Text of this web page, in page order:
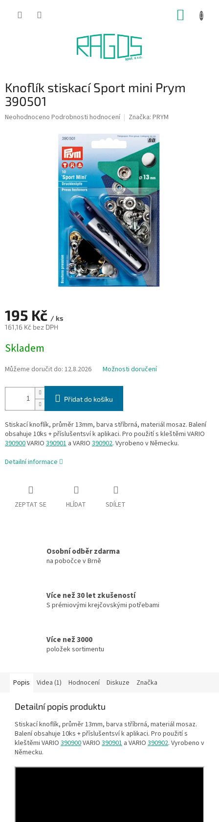
Knoflík stiskací Sport mini Prym
390501
Průměrné
Neohodnoceno Podrobnosti hodnocení Značka: PRYM
195 Kč / ks
161,16 Kč bez DPH
cena:
Skladem
Můžeme doručit do: 12.8.2026 Možnosti doručení
Přidat do košíku
Stiskací knoflík, průměr 13mm, barva stříbrná, materiál mosaz. Balení
obsahuje 10ks + příslušentsví k aplikaci. Pro použití s kleštěmi VARIO
390900VARIO 390901 a VARIO 390902. Vyrobeno v Německu.
Detailní informace
ZEPTAT SE HLÍDAT SDÍLET
Osobní odběr zdarma
na pobočce v Brně
Více než 30 let zkušeností
S prémiovými krejčovskými potřebami
Více než 3000
položek sortimentu
Popis Videa (1) Hodnocení Diskuze Značka
Detailní popis produktu
Stiskací knoflík, průměr 13mm, barva stříbrná, materiál mosaz.
Balení obsahuje 10ks + příslušentsví k aplikaci. Pro použití s
kleštěmi VARIO 390900VARIO 390901 a VARIO 390902. Vyrobeno v
Německu.